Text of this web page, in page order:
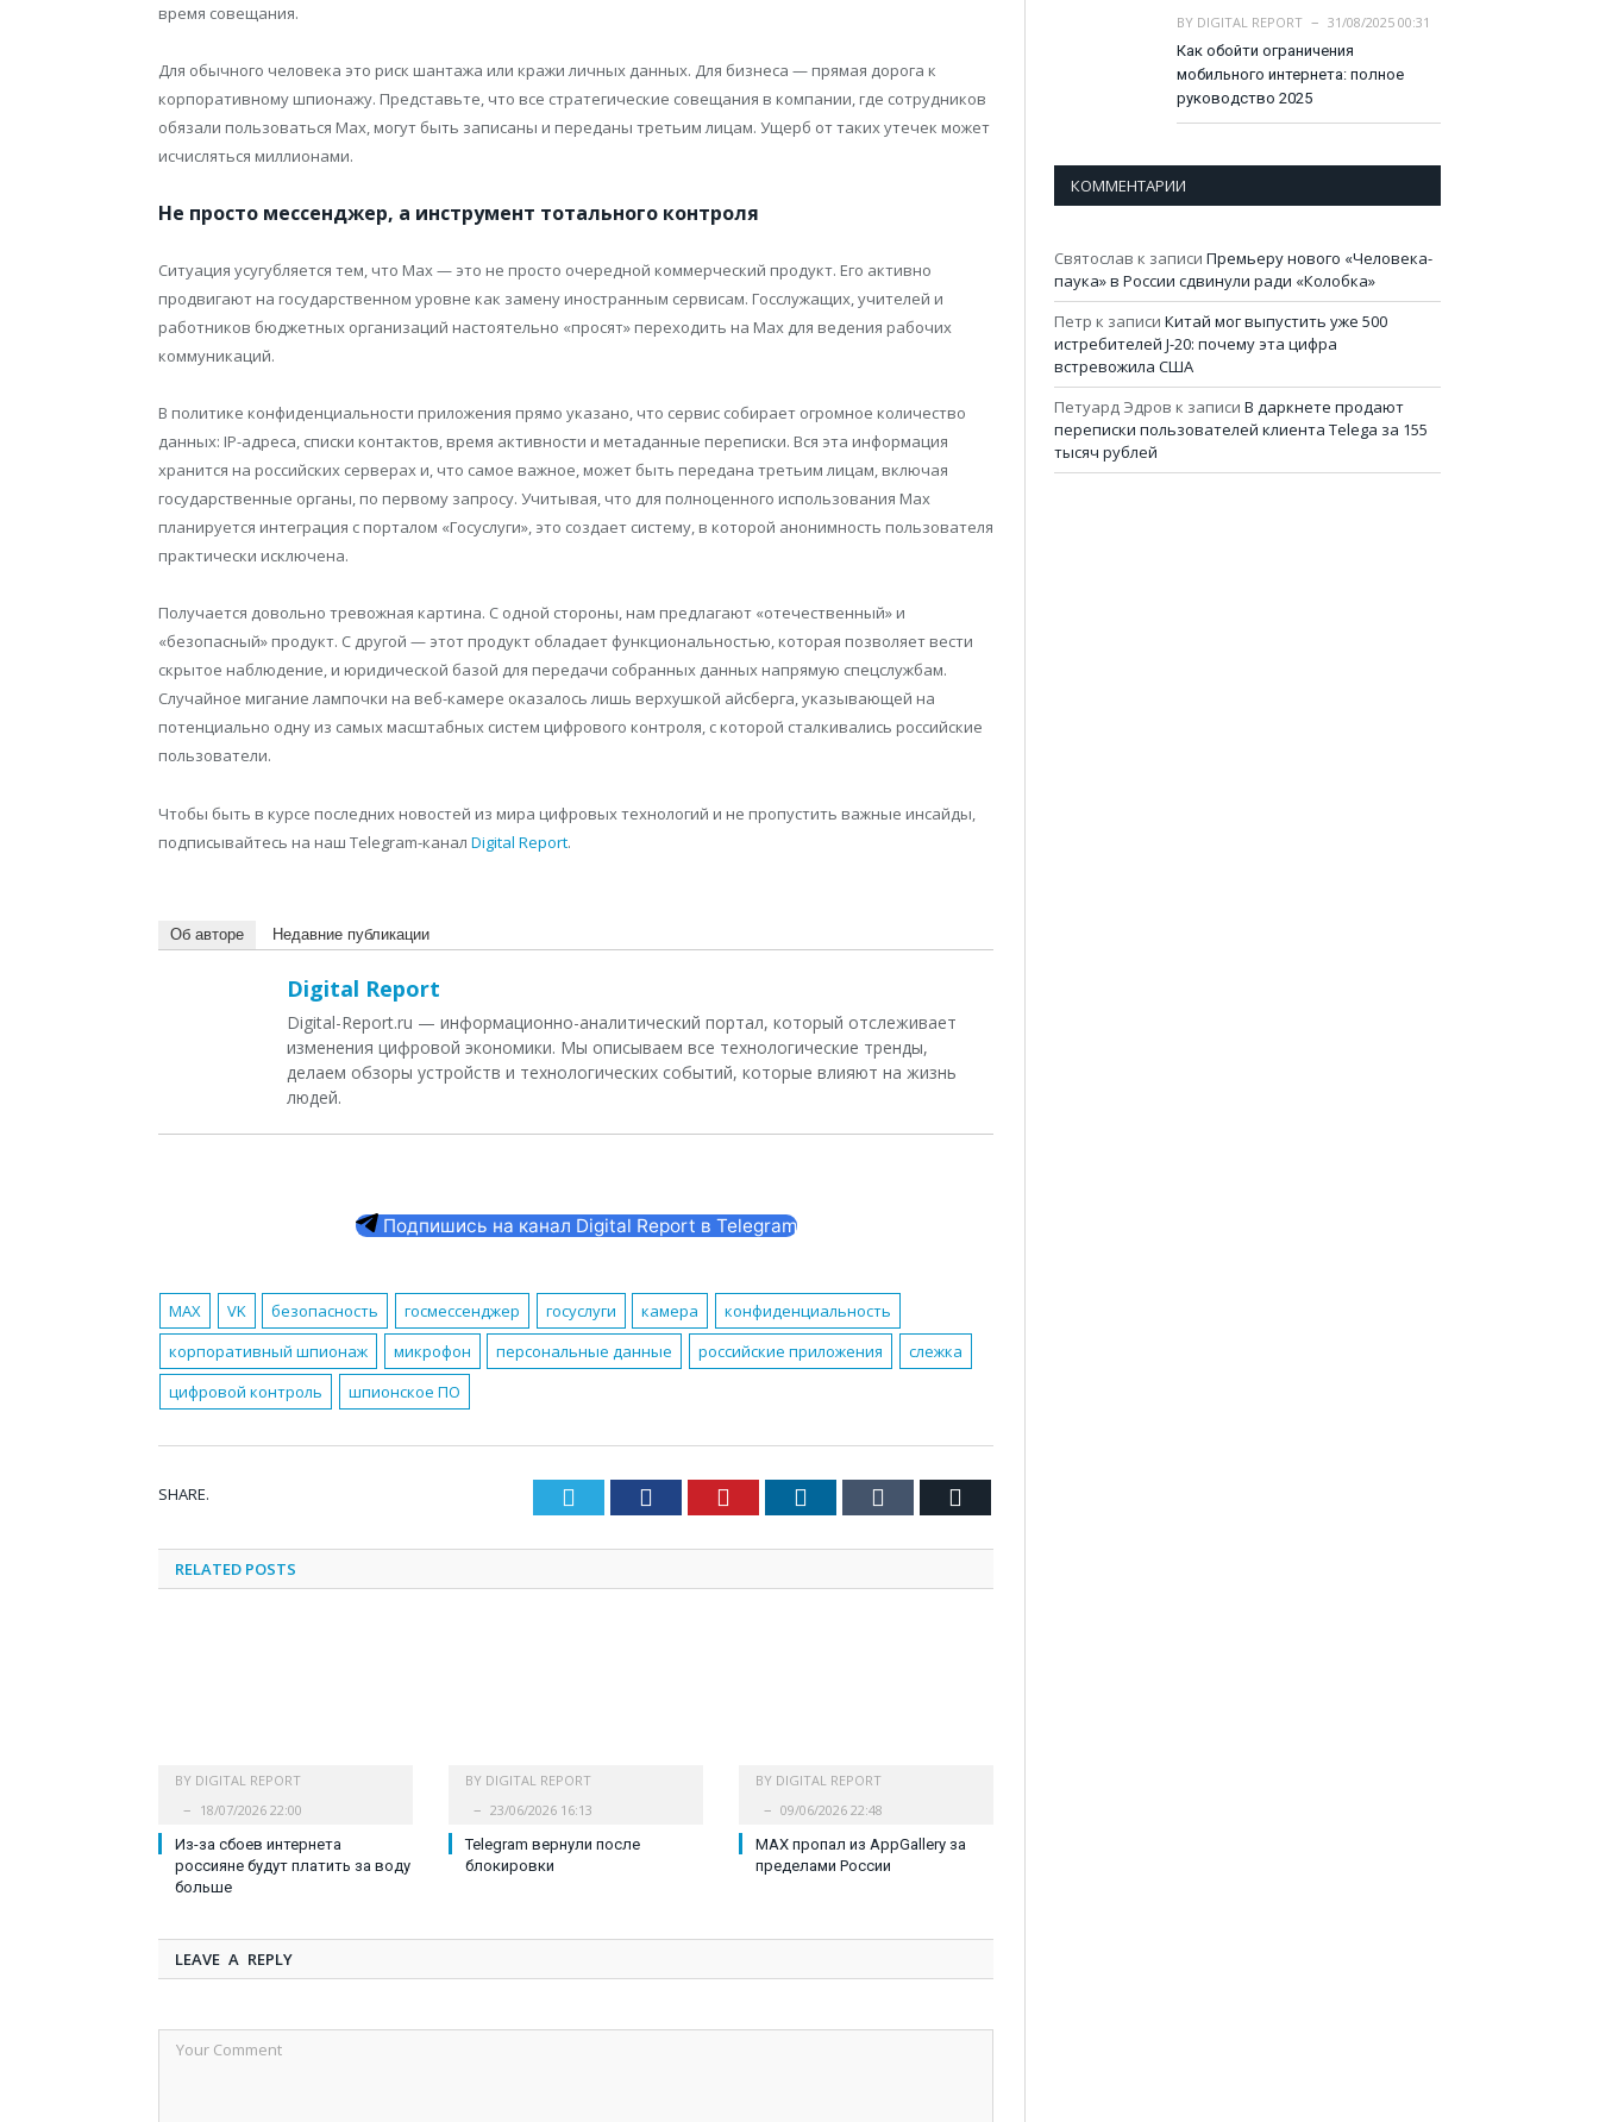
время совещания.
Для обычного человека это риск шантажа или кражи личных данных. Для бизнеса — прямая дорога к
корпоративному шпионажу. Представьте, что все стратегические совещания в компании, где сотрудников
обязали пользоваться Max, могут быть записаны и переданы третьим лицам. Ущерб от таких утечек может
исчисляться миллионами.
Не просто мессенджер, а инструмент тотального контроля
Ситуация усугубляется тем, что Max — это не просто очередной коммерческий продукт. Его активно
продвигают на государственном уровне как замену иностранным сервисам. Госслужащих, учителей и
работников бюджетных организаций настоятельно «просят» переходить на Max для ведения рабочих
коммуникаций.
В политике конфиденциальности приложения прямо указано, что сервис собирает огромное количество
данных: IP-адреса, списки контактов, время активности и метаданные переписки. Вся эта информация
хранится на российских серверах и, что самое важное, может быть передана третьим лицам, включая
государственные органы, по первому запросу. Учитывая, что для полноценного использования Max
планируется интеграция с порталом «Госуслуги», это создает систему, в которой анонимность пользователя
практически исключена.
Получается довольно тревожная картина. С одной стороны, нам предлагают «отечественный» и
«безопасный» продукт. С другой — этот продукт обладает функциональностью, которая позволяет вести
скрытое наблюдение, и юридической базой для передачи собранных данных напрямую спецслужбам.
Случайное мигание лампочки на веб-камере оказалось лишь верхушкой айсберга, указывающей на
потенциально одну из самых масштабных систем цифрового контроля, с которой сталкивались российские
пользователи.
Чтобы быть в курсе последних новостей из мира цифровых технологий и не пропустить важные инсайды,
подписывайтесь на наш Telegram-канал Digital Report.
Об авторе Недавние публикации
Digital Report
Digital-Report.ru — информационно-аналитический портал, который отслеживает
изменения цифровой экономики. Мы описываем все технологические тренды,
делаем обзоры устройств и технологических событий, которые влияют на жизнь
людей.
Подпишись на канал Digital Report в Telegram
MAX VK безопасность госмессенджер госуслуги камера
конфиденциальность
корпоративный шпионаж
микрофон персональные данные российские приложения
слежка
цифровой контроль
шпионское ПО
SHARE. Twitter Facebook Pinterest LinkedIn Tumblr
RELATED POSTS
BY DIGITAL REPORT
18/07/2026 22:00
Из-за сбоев интернета
россияне будут платить за воду
больше
BY DIGITAL REPORT
23/06/2026 16:13
Telegram вернули после
блокировки
BY DIGITAL REPORT
09/06/2026 22:48
MAX пропал из AppGallery за
пределами России
LEAVE A REPLY
BY DIGITAL REPORT
31/08/2025 00:31
Как обойти ограничения
мобильного интернета: полное
руководство 2025
КОММЕНТАРИИ
Святослав к записи Премьеру нового «Человека-
паука» в России сдвинули ради «Колобка»
Петр к записи Китай мог выпустить уже 500
истребителей J-20: почему эта цифра
встревожила США
Петуард Эдров к записи В даркнете продают
переписки пользователей клиента Telega за 155
тысяч рублей